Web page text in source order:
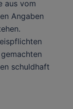
aus vom
Angaben
schuldhaft